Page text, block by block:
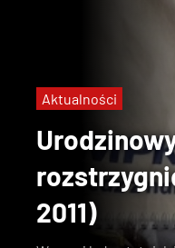
2011)
Aktualności